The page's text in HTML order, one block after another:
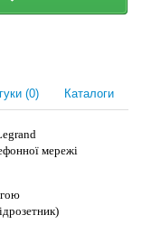
(0) Каталоги
мережі